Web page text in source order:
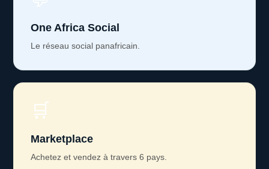
One Africa Social
Le réseau social panafricain.
🛒
Marketplace
Achetez et vendez à travers 6 pays.